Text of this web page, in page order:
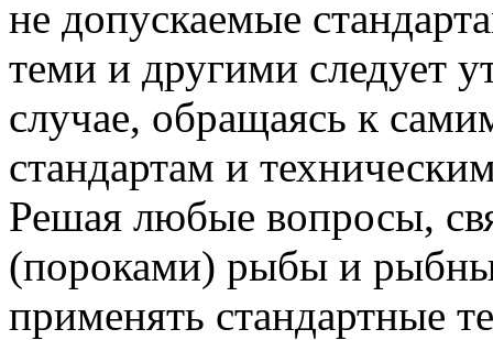
не допускаемые
теми и другими следует
случае, обращаясь к
стандартам и
Решая любые вопросы,
(пороками) рыбы и
применять стандартные